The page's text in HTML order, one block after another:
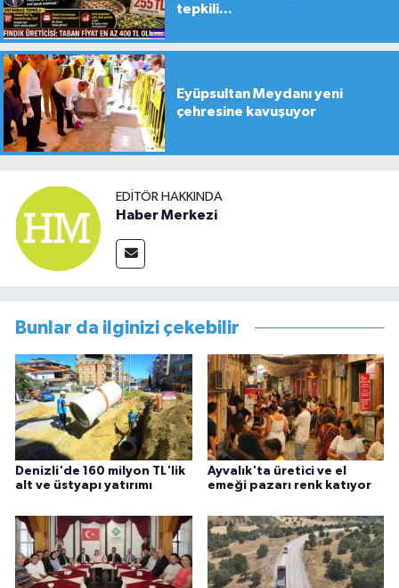
tepkili...
Eyüpsultan Meydanı yeni
çehresine kavuşuyor
EDITÖR HAKKINDA
Haber Merkezi
Bunlar da ilginizi çekebilir
Denizli'de 160 milyon TL'lik
alt ve üstyapı yatırımı
Ayvalık'ta üretici ve el
emeği pazarı renk katıyor